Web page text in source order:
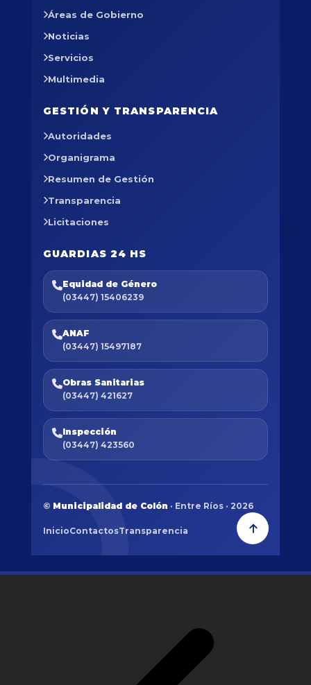
Áreas de Gobierno
Noticias
Servicios
Multimedia
GESTIÓN Y TRANSPARENCIA
Autoridades
Organigrama
Resumen de Gestión
Transparencia
Licitaciones
GUARDIAS 24 HS
Equidad de Género
(03447) 15406239
ANAF
(03447) 15497187
Obras Sanitarias
(03447) 421627
Inspección
(03447) 423560
© Municipalidad de Colón · Entre Ríos · 2026
InicioContactosTransparencia